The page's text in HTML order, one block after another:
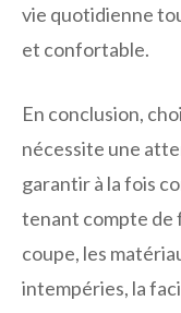
vie quotidienne
et confortable.
En conclusion,
nécessite une
garantir à la fois
tenant compte de
coupe, les
intempéries, la